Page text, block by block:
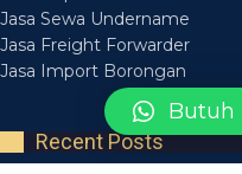
Jasa Sewa Undername
Jasa Freight Forwarder
Jasa Import Borongan
Recent Posts
Butuh